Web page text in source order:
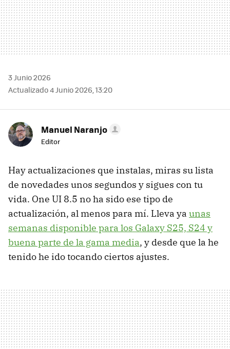
3 Junio 2026
Actualizado 4 Junio 2026, 13:20
Manuel Naranjo
Editor
Hay actualizaciones que instalas, miras su lista
de novedades unos segundos y sigues con tu
vida. One UI 8.5 no ha sido ese tipo de
actualización, al menos para mí. Lleva ya unas
semanas disponible para los Galaxy S25, S24 y
buena parte de la gama media, y desde que la he
tenido he ido tocando ciertos ajustes.